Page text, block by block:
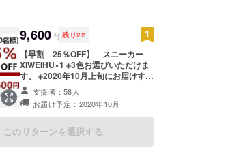
9,600円 残り22
【早割 25％OFF】 スニーカー
XIWEIHU×1 ※3色お選びいただけま
す。 ※2020年10月上旬にお届けする
予定ですが、生産、配送状況により
遅れる可能性もございます。 ※送料
込の価格となります。 ※商品の仕
様、デザインに関しましては一部変
更になる可能性もございます。ご了
支援者：58人
お届け予定：2020年10月
このリターンを選択する